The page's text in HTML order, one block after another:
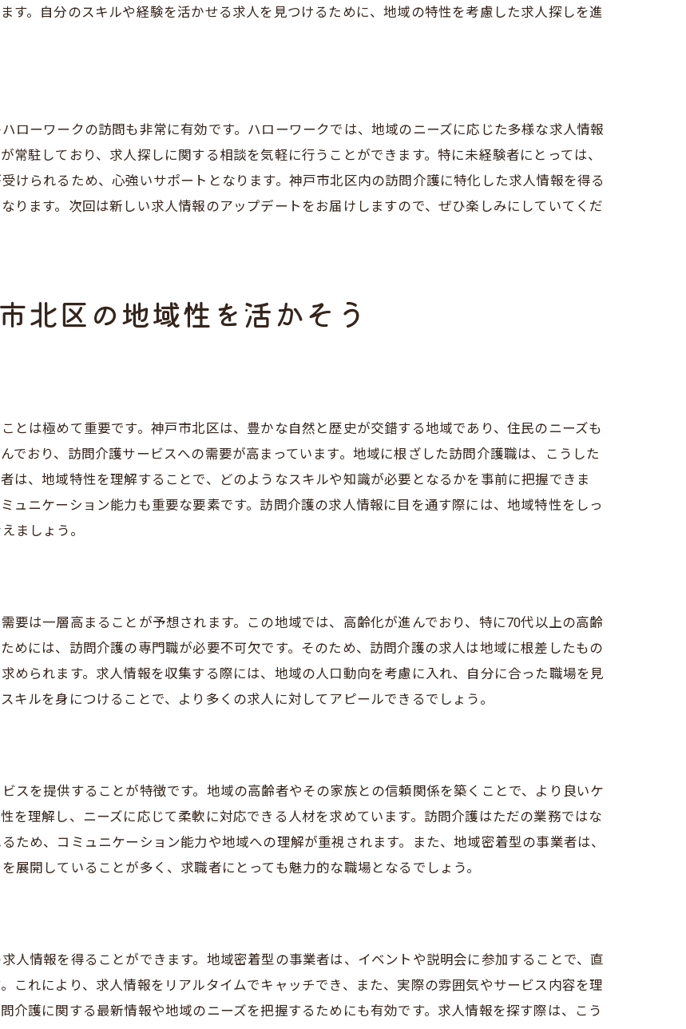
地域住民との交流を楽しむ
最新の求人情報を効率よく集める
SNSを活用した情報収集術
地元の新聞やフリーペーパーをチェック
求人サイトのアラート機能を利用
地域のニーズを把握した求人選び
他職種との連携で広がる可能性
神戸市北区での継続的な成長を目指す
す。自分のスキルや経験を活かせる求人を見つけるために、地域の特性を考慮した求人探しを進
ローワークの訪問も非常に有効です。ハローワークでは、地域のニーズに応じた多様な求人情報
常駐しており、求人探しに関する相談を気軽に行うことができます。特に未経験者にとっては、
けられるため、心強いサポートとなります。神戸市北区内の訪問介護に特化した求人情報を得る
ります。次回は新しい求人情報のアップデートをお届けしますので、ぜひ楽しみにしていてくだ
北区の地域性を活かそう
とは極めて重要です。神戸市北区は、豊かな自然と歴史が交錯する地域であり、住民のニーズも
でおり、訪問介護サービスへの需要が高まっています。地域に根ざした訪問介護職は、こうした
は、地域特性を理解することで、どのようなスキルや知識が必要となるかを事前に把握できま
ュニケーション能力も重要な要素です。訪問介護の求人情報に目を通す際には、地域特性をしっ
ましょう。
要は一層高まることが予想されます。この地域では、高齢化が進んでおり、特に70代以上の高齢
めには、訪問介護の専門職が必要不可欠です。そのため、訪問介護の求人は地域に根差したもの
められます。求人情報を収集する際には、地域の人口動向を考慮に入れ、自分に合った職場を見
キルを身につけることで、より多くの求人に対してアピールできるでしょう。
スを提供することが特徴です。地域の高齢者やその家族との信頼関係を築くことで、より良いケ
を理解し、ニーズに応じて柔軟に対応できる人材を求めています。訪問介護はただの業務ではな
ため、コミュニケーション能力や地域への理解が重視されます。また、地域密着型の事業者は、
展開していることが多く、求職者にとっても魅力的な職場となるでしょう。
人情報を得ることができます。地域密着型の事業者は、イベントや説明会に参加することで、直
これにより、求人情報をリアルタイムでキャッチでき、また、実際の雰囲気やサービス内容を理
介護に関する最新情報や地域のニーズを把握するためにも有効です。求人情報を探す際は、こう